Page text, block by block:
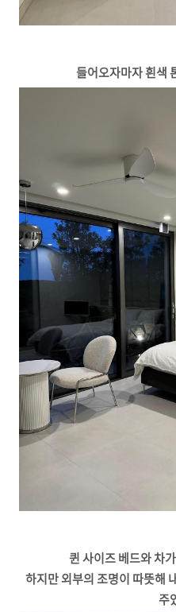
들어오자마자 흰색
퀸 사이즈 베드와 차
하지만 외부의 조명이 따뜻해
주